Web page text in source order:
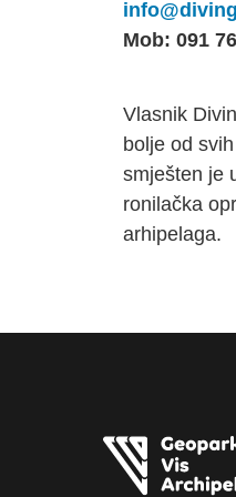
Mob: 091
Vlasnik
bolje od
smješten je
ronilačka
arhipelaga.